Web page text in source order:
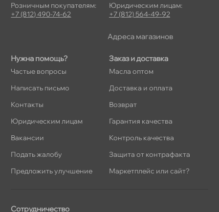
Нужна помощь?
Частые вопросы
Написать письмо
Контакты
Юридическим лицам
акансии
Подать жалобу
Предложить улучшение
Заказ и доставка
Масла оптом
Доставка и оплата
озврат
Гарантия качества
Контроль качества
Защита от контрафакта
Маркетплейс или сайт?
Сотрудничество
Розничным покупателям:
+7 (812) 490-74-62
Юридическим лицам:
+7 (812) 564-49-92
Адреса магазино